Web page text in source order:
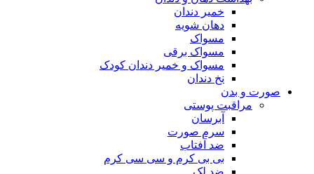
خمیر دندان
دهان شویه
مسواک
مسواک برقی
مسواک و خمیر دندان کودک
نخ دندان
صورت و بدن
مراقبت پوستی
آبرسان
سرم صورت
ضد آفتاب
بی بی کرم و سی سی کرم
ضد لک